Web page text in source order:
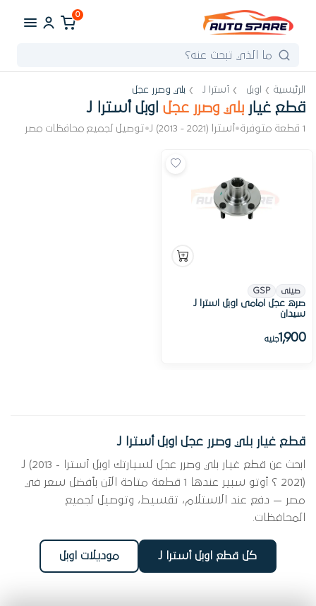
0
الرئيسية اوبل أسترا J بلي وصرر عجل
قطع غيار بلي وصرر عجل اوبل أسترا J
1 قطعة متوفرة •أسترا J (2013 - 2021) •توصيل لجميع محافظات مصر
صينى GSP
صره عجل امامى اوبل استرا J
سيدان
1,900جنيه
قطع غيار بلي وصرر عجل اوبل أسترا J
ابحث عن قطع غيار بلي وصرر عجل لسيارتك اوبل أسترا J (2013 -
2021) ؟ أوتو سبير عندها 1 قطعة متاحة الآن بأفضل سعر في
مصر — دفع عند الاستلام، تقسيط، وتوصيل لجميع
المحافظات.
كل قطع اوبل أسترا J موديلات اوبل